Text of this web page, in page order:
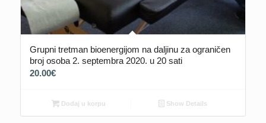
Grupni tretman bioenergijom na daljinu za ograničen
broj osoba 2. septembra 2020. u 20 sati
20.00€
Dodaj u korpu Show Details